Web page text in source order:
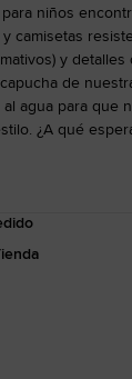
niños
camisetas
y
de
agua para que
¿A qué